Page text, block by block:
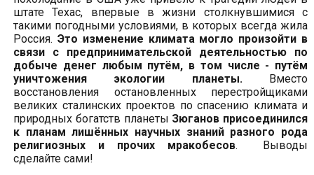
штате Техас, впервые в жизни столкнувшимися с
такими погодными условиями, в которых всегда жила
Россия. Это изменение климата могло произойти в
связи с предпринимательской деятельностью по
добыче денег любым путём, в том числе - путём
уничтожения экологии планеты.Вместо
восстановления остановленных перестройщиками
великих сталинских проектов по спасению климата и
природных богатств планеты Зюганов присоединился
к планам лишённых научных знаний разного рода
религиозных и прочих мракобесов. Выводы
сделайте сами!